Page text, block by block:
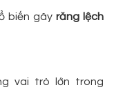
biến gây răng lệch
vai trò lớn trong